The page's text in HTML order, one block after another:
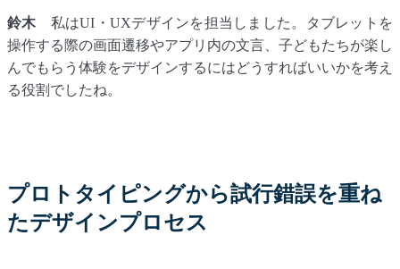
鈴木私はUI・UXデザインを担当しました。タブレットを
操作する際の画面遷移やアプリ内の文言、子どもたちが楽し
んでもらう体験をデザインするにはどうすればいいかを考え
る役割でしたね。
プロトタイピングから試行錯誤を重ね
たデザインプロセス